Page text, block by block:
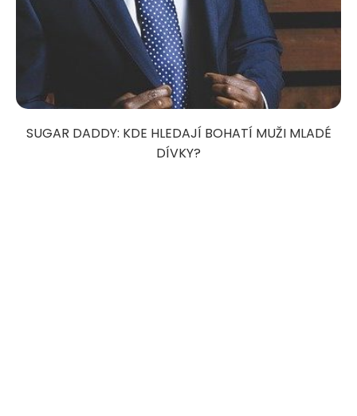
SUGAR DADDY: KDE HLEDAJÍ BOHATÍ MUŽI MLADÉ
DÍVKY?